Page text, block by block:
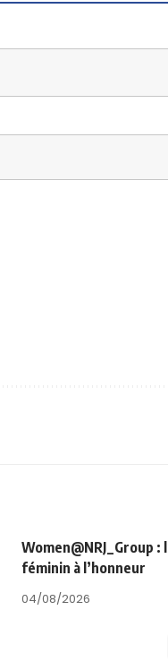
Women@NRJ_Group :
féminin à l’honneur
04/08/2026